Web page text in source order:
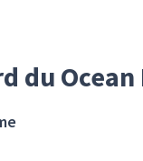
du